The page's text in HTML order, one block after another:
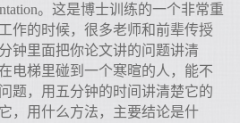
。这是博士训练的一个非常重
作的时候，很多老师和前辈传授
钟里面把你论文讲的问题讲清
电梯里碰到一个寒暄的人，能不
题，用五分钟的时间讲清楚它的
，用什么方法，主要结论是什